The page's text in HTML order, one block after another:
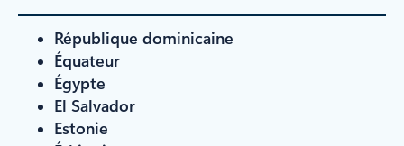
République dominicaine
Équateur
Égypte
El Salvador
Estonie